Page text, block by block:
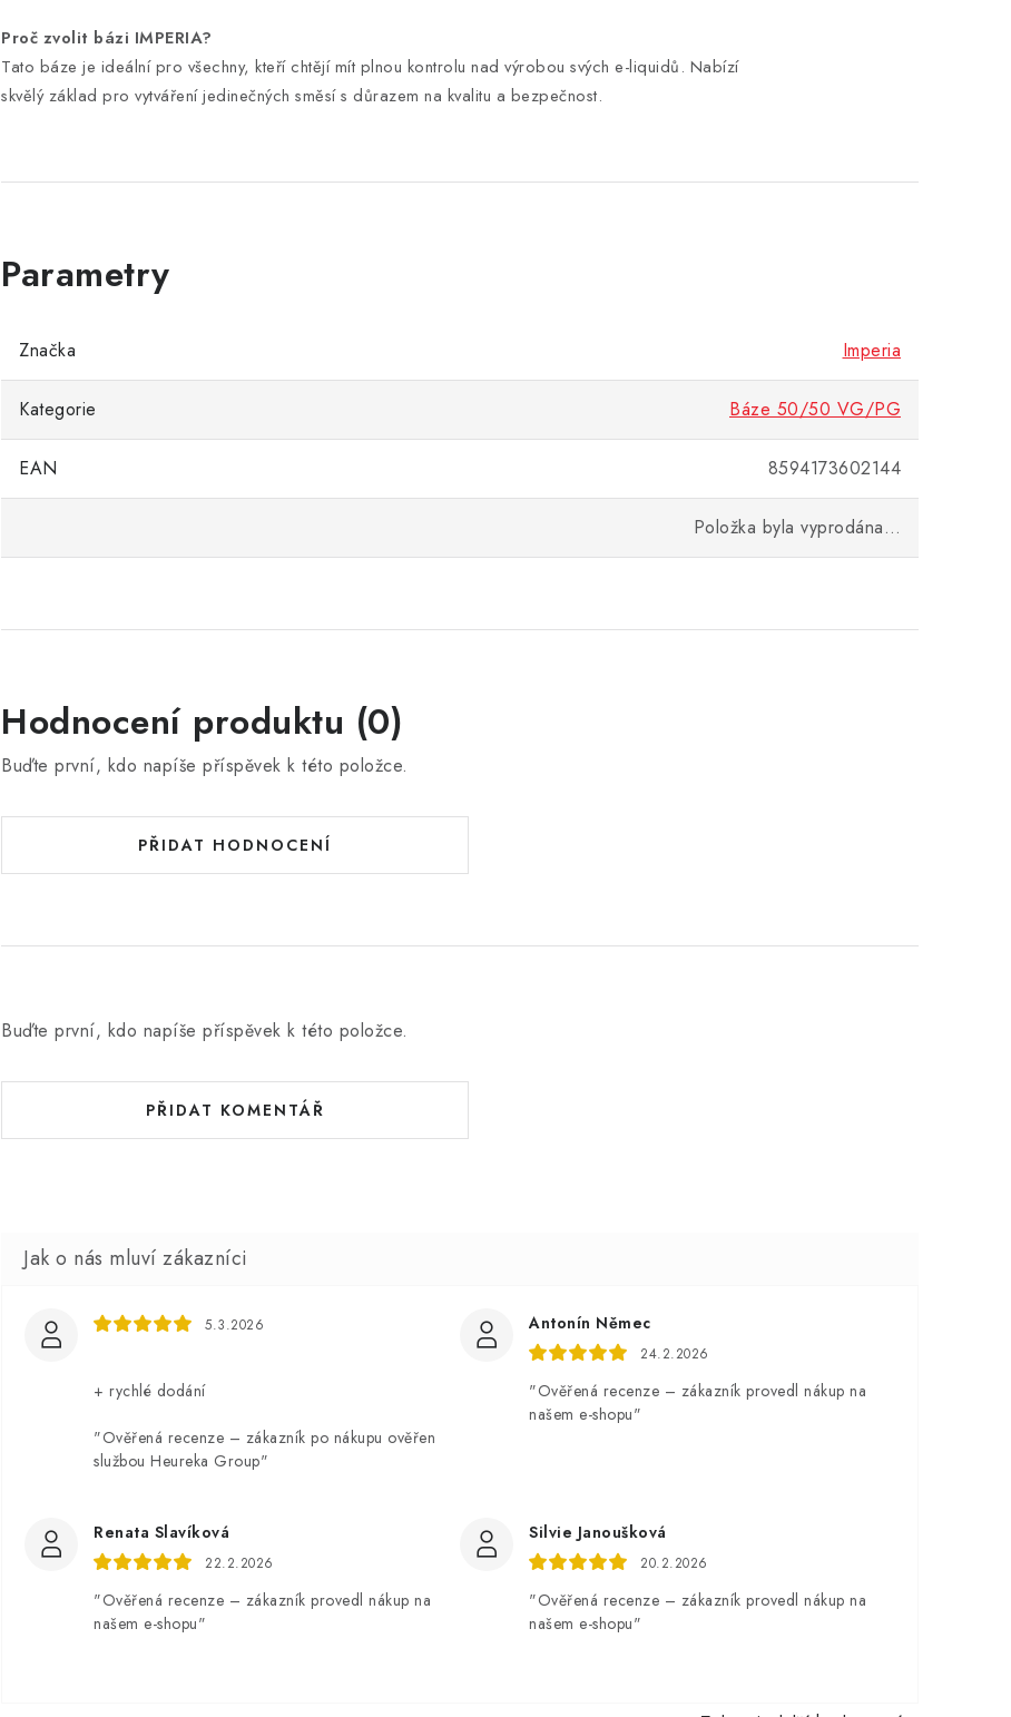
Proč zvolit bázi IMPERIA?
Tato báze je ideální pro všechny, kteří chtějí mít plnou kontrolu nad výrobou svých e-liquidů. Nabízí
skvělý základ pro vytváření jedinečných směsí s důrazem na kvalitu a bezpečnost.
Značka Imperia
Kategorie Báze 50/50 VG/PG
EAN 8594173602144
Položka byla vyprodána…
Hodnocení produktu (0)
Buďte první, kdo napíše příspěvek k této položce.
PŘIDAT HODNOCENÍ
Buďte první, kdo napíše příspěvek k této položce.
PŘIDAT KOMENTÁŘ
5.3.2026
+ rychlé dodání
"Ověřená recenze – zákazník po nákupu ověřen
službou Heureka Group"
Antonín Němec
24.2.2026
"Ověřená recenze – zákazník provedl nákup na
našem e-shopu"
Renata Slavíková
22.2.2026
"Ověřená recenze – zákazník provedl nákup na
našem e-shopu"
Silvie Janoušková
20.2.2026
"Ověřená recenze – zákazník provedl nákup na
našem e-shopu"